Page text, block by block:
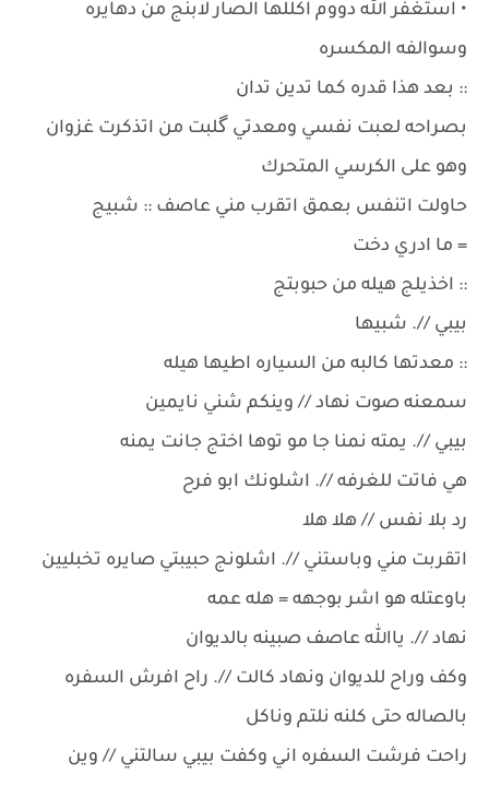
• استغفر الله دووم اكللها الصار لابنج من دهايره
وسوالفه المكسره
:: بعد هذا قدره كما تدين تدان
بصراحه لعبت نفسي ومعدتي گلبت من اتذكرت غزوان
وهو على الكرسي المتحرك
حاولت اتنفس بعمق اتقرب مني عاصف :: شبيج
= ما ادري دخت
:: اخذيلج هيله من حبوبتج
بيبي //. شبيها
:: معدتها كالبه من السياره اطيها هيله
سمعنه صوت نهاد // وينكم شني نايمين
بيبي //. يمته نمنا جا مو توها اختج جانت يمنه
هي فاتت للغرفه //. اشلونك ابو فرح
رد بلا نفس // هلا هلا
اتقربت مني وباستني //. اشلونج حبيبتي صايره تخبليين
باوعتله هو اشر بوجهه = هله عمه
نهاد //. ياالله عاصف صبينه بالديوان
وكف وراح للديوان ونهاد كالت //. راح افرش السفره
بالصاله حتى كلنه نلتم وناكل
راحت فرشت السفره اني وكفت بيبي سالتني // وين